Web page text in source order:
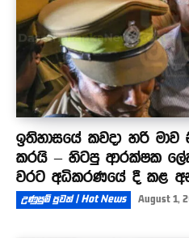
ඉතිහාසයේ කවදා හරි
කරයි – හිටපු ආරක්ෂක
වරට අධිකරණයේ දී කළ
උණුසුම් පුවත් | Hot News August 1,